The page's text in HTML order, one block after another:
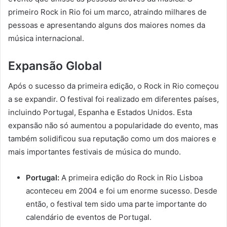
primeiro Rock in Rio foi um marco, atraindo milhares de
pessoas e apresentando alguns dos maiores nomes da
música internacional.
Expansão Global
Após o sucesso da primeira edição, o Rock in Rio começou
a se expandir. O festival foi realizado em diferentes países,
incluindo Portugal, Espanha e Estados Unidos. Esta
expansão não só aumentou a popularidade do evento, mas
também solidificou sua reputação como um dos maiores e
mais importantes festivais de música do mundo.
Portugal: A primeira edição do Rock in Rio Lisboa
aconteceu em 2004 e foi um enorme sucesso. Desde
então, o festival tem sido uma parte importante do
calendário de eventos de Portugal.